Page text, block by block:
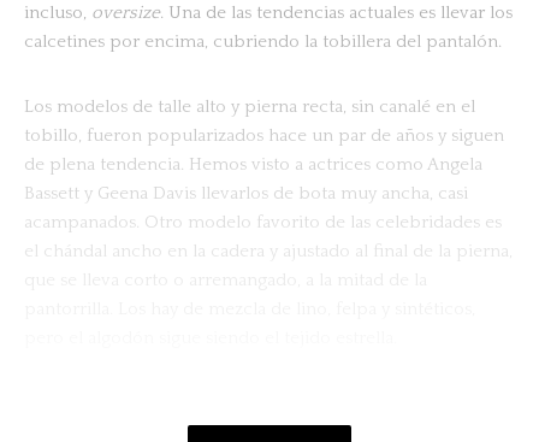
incluso, oversize. Una de las tendencias actuales es llevar los
calcetines por encima, cubriendo la tobillera del pantalón.
Los modelos de talle alto y pierna recta, sin canalé en el
tobillo, fueron popularizados hace un par de años y siguen
de plena tendencia. Hemos visto a actrices como Angela
Bassett y Geena Davis llevarlos de bota muy ancha, casi
acampanados. Otro modelo favorito de las celebridades es
el chándal ancho en la cadera y ajustado al final de la pierna,